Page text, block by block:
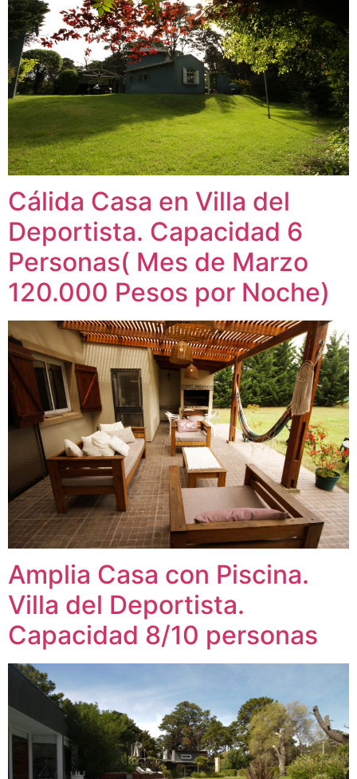
Cálida Casa en Villa del
Deportista. Capacidad 6
Personas( Mes de Marzo
120.000 Pesos por Noche)
Amplia Casa con Piscina.
Villa del Deportista.
Capacidad 8/10 personas